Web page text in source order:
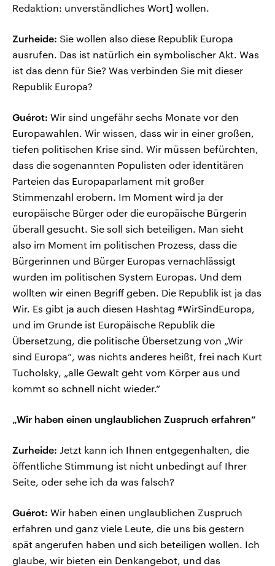
Redaktion: unverständliches Wort] wollen.
Zurheide: Sie wollen also diese Republik Europa
ausrufen. Das ist natürlich ein symbolischer Akt. Was
ist das denn für Sie? Was verbinden Sie mit dieser
Republik Europa?
Guérot: Wir sind ungefähr sechs Monate vor den
Europawahlen. Wir wissen, dass wir in einer großen,
tiefen politischen Krise sind. Wir müssen befürchten,
dass die sogenannten Populisten oder identitären
Parteien das Europaparlament mit großer
Stimmenzahl erobern. Im Moment wird ja der
europäische Bürger oder die europäische Bürgerin
überall gesucht. Sie soll sich beteiligen. Man sieht
also im Moment im politischen Prozess, dass die
Bürgerinnen und Bürger Europas vernachlässigt
wurden im politischen System Europas. Und dem
wollten wir einen Begriff geben. Die Republik ist ja das
Wir. Es gibt ja auch diesen Hashtag #WirSindEuropa,
und im Grunde ist Europäische Republik die
Übersetzung, die politische Übersetzung von „Wir
sind Europa“, was nichts anderes heißt, frei nach Kurt
Tucholsky, „alle Gewalt geht vom Körper aus und
kommt so schnell nicht wieder.“
„Wir haben einen unglaublichen Zuspruch erfahren“
Zurheide: Jetzt kann ich Ihnen entgegenhalten, die
öffentliche Stimmung ist nicht unbedingt auf Ihrer
Seite, oder sehe ich da was falsch?
Guérot: Wir haben einen unglaublichen Zuspruch
erfahren und ganz viele Leute, die uns bis gestern
spät angerufen haben und sich beteiligen wollen. Ich
glaube, wir bieten ein Denkangebot, und das